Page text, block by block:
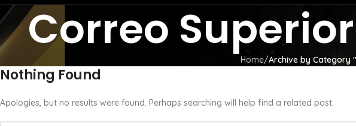
Correo
Home Archive by Category
Nothing Found
Apologies, but no results were found. Perhaps searching will help find a related post.